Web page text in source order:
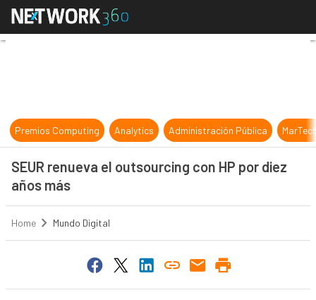
SEUR renueva el outsourcing con
Premios Computing Analytics Administración Pública
SEUR renueva el outsourcing con HP por diez
años más
Home Mundo Digital